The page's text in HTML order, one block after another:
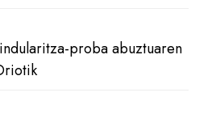
proba abuztuaren